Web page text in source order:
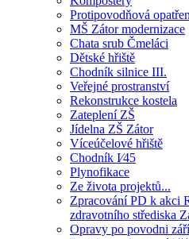
Protipovodňová
MŠ Zátor modernizace
Chata srub Čmeláci
Dětské hřiště
Chodník silnice III.
Veřejné prostranství
Rekonstrukce kostela
Zateplení ZŠ
Jídelna ZŠ Zátor
Víceúčelové hřiště
Chodník I⁄45
Plynofikace
Ze života projektů...
Zpracování PD k akci
zdravotního střediska
Opravy po povodni